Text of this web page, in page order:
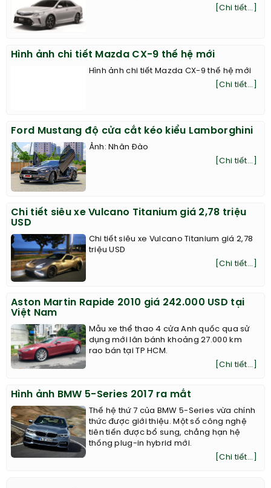
[Chi tiết...]
Hình ảnh chi tiết Mazda CX-9 thế hệ mới
Hình ảnh chi tiết Mazda CX-9 thế hệ mới
[Chi tiết...]
Ford Mustang độ cửa cắt kéo kiểu Lamborghini
Ảnh: Nhân Đào
[Chi tiết...]
Chi tiết siêu xe Vulcano Titanium giá 2,78 triệu
USD
Chi tiết siêu xe Vulcano Titanium giá 2,78
triệu USD
[Chi tiết...]
Aston Martin Rapide 2010 giá 242.000 USD tại
Việt Nam
Mẫu xe thể thao 4 cửa Anh quốc qua sử
dụng mới lăn bánh khoảng 27.000 km
rao bán tại TP HCM.
[Chi tiết...]
Hình ảnh BMW 5-Series 2017 ra mắt
Thế hệ thứ 7 của BMW 5-Series vừa chính
thức được giới thiệu. Một số công nghệ
tiên tiến được bổ sung, chẳng hạn hệ
thống plug-in hybrid mới.
[Chi tiết...]